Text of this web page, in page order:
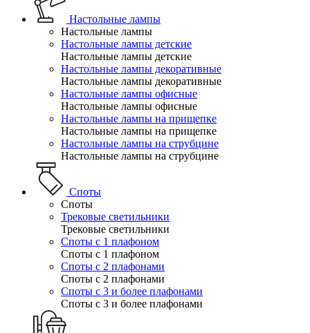
Настольные лампы
Настольные лампы
Настольные лампы детские
Настольные лампы детские
Настольные лампы декоративные
Настольные лампы декоративные
Настольные лампы офисные
Настольные лампы офисные
Настольные лампы на прищепке
Настольные лампы на прищепке
Настольные лампы на струбцине
Настольные лампы на струбцине
Споты
Споты
Трековые светильники
Трековые светильники
Споты с 1 плафоном
Споты с 1 плафоном
Споты с 2 плафонами
Споты с 2 плафонами
Споты с 3 и более плафонами
Споты с 3 и более плафонами